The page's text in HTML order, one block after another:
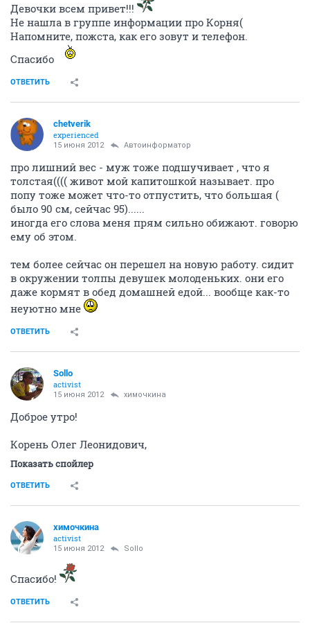
Девочки всем привет!!!
Не нашла в группе информации про Корня(
Напомните, пожста, как его зовут и телефон.
Спасибо
ОТВЕТИТЬ
chetverik
experienced
15 июня 2012 Автоинформатор
про лишний вес - муж тоже подшучивает , что я
толстая(((( живот мой капитошкой называет. про
попу тоже может что-то отпустить, что большая (
было 90 см, сейчас 95)......
иногда его слова меня прям сильно обижают. говорю
ему об этом.
тем более сейчас он перешел на новую работу. сидит
в окружении толпы девушек молоденьких. они его
даже кормят в обед домашней едой... вообще как-то
неуютно мне
ОТВЕТИТЬ
Sollo
activist
15 июня 2012 химочкина
Доброе утро!
Корень Олег Леонидович,
Показать спойлер
ОТВЕТИТЬ
химочкина
activist
15 июня 2012 Sollo
Спасибо!
ОТВЕТИТЬ